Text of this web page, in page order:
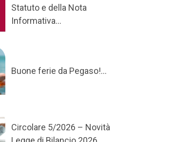
Statuto e della Nota
Informativa...
Buone ferie da Pegaso!...
Circolare 5/2026 – Novità